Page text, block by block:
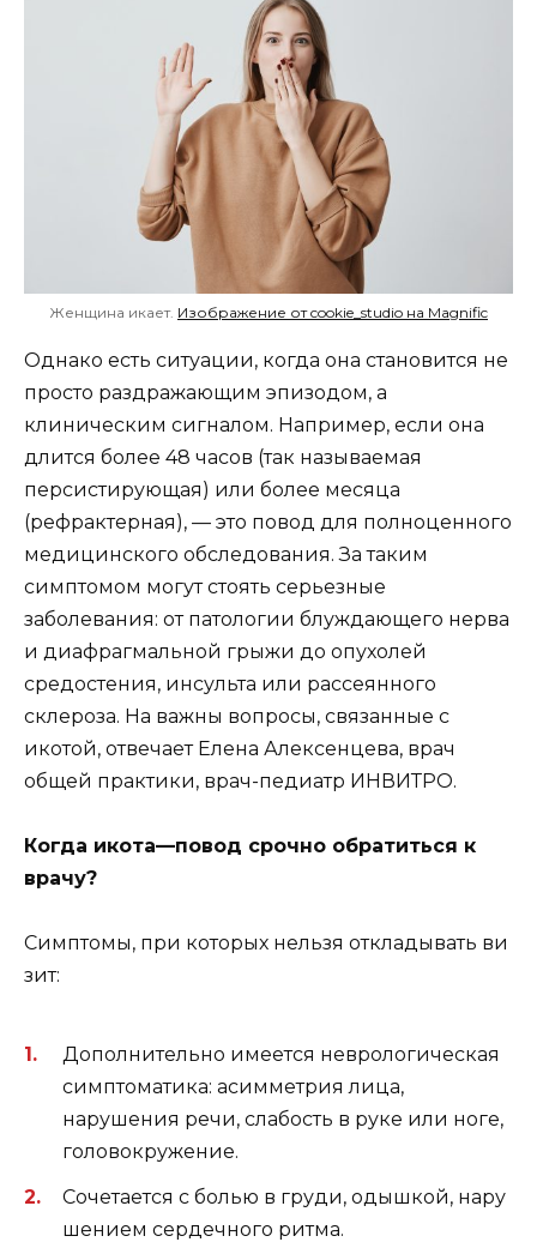
Женщина икает. Изображение от cookie_studio на Magnific
Однако есть ситуации, когда она становится не
просто раздражающим эпизодом, а
клиническим сигналом. Например, если она
длится более 48 часов (так называемая
персистирующая) или более месяца
(рефрактерная), — это повод для полноценного
медицинского обследования. За таким
симптомом могут стоять серьезные
заболевания: от патологии блуждающего нерва
и диафрагмальной грыжи до опухолей
средостения, инсульта или рассеянного
склероза. На важны вопросы, связанные с
икотой, отвечает Елена Алексенцева, врач
общей практики, врач-педиатр ИНВИТРО.
Когда икота—повод срочно обратиться к
врачу?
Симптомы, при которых нельзя откладывать ви
зит:
Дополнительно имеется неврологическая
симптоматика: асимметрия лица,
нарушения речи, слабость в руке или ноге,
головокружение.
Сочетается с болью в груди, одышкой, нару
шением сердечного ритма.